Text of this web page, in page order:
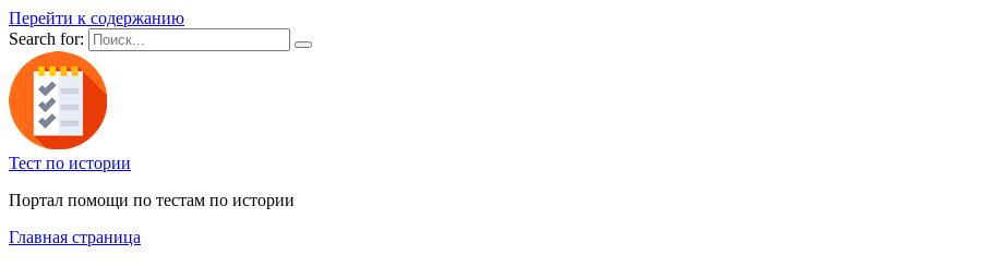
Перейти к содержанию
Search for:
Тест по истории
Портал помощи по тестам по истории
Главная страница